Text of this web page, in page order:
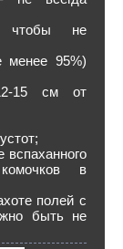
чтобы не
менее 95%)
15 см от
вспаханного
в
полей с
быть не